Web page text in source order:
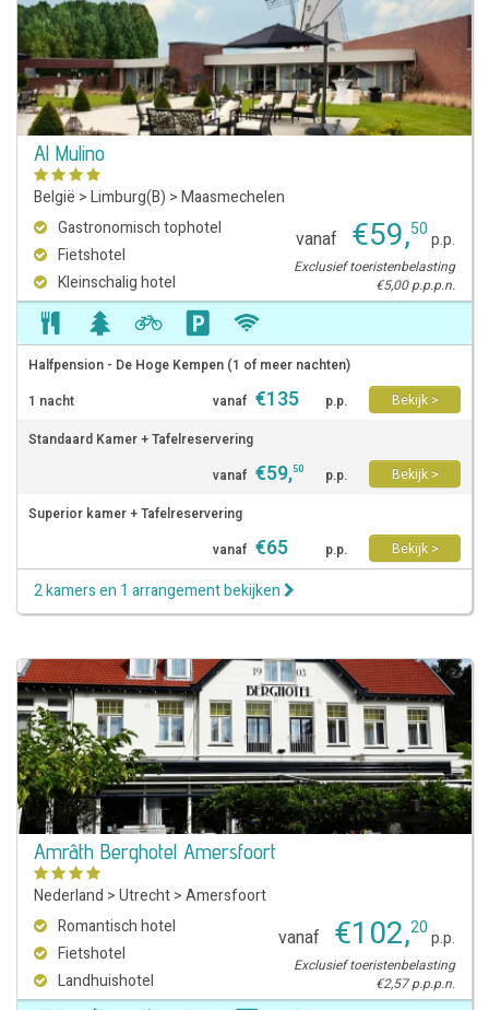
Al Mulino
België >Limburg(B) >Maasmechelen
Gastronomisch tophotel
Fietshotel
Kleinschalig hotel
vanaf €59,50p.p.
Exclusief toeristenbelasting
€5,00 p.p.p.n.
Halfpension - De Hoge Kempen (1 of meer nachten)
1 nacht
vanaf €135 p.p.
Bekijk >
Standaard Kamer + Tafelreservering
vanaf €59,50 p.p.
Bekijk >
Superior kamer + Tafelreservering
vanaf €65 p.p. Bekijk >
2 kamers en 1 arrangement bekijken
Amrâth Berghotel Amersfoort
Nederland >Utrecht>Amersfoort
Romantisch hotel
Fietshotel
Landhuishotel
vanaf €102,20p.p.
Exclusief toeristenbelasting
€2,57 p.p.p.n.